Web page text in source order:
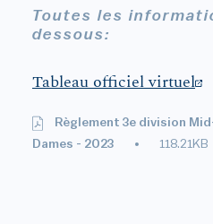
Toutes les
dessous:
Tableau officiel virtuel
Règlement 3e division
Dames - 2023
118.21KB